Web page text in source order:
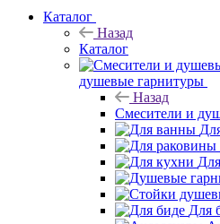
Каталог
Назад
Каталог
душевые гарнитуры
Назад
Смесители и
Для